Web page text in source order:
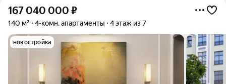
167 040 000 ₽
140 м² 4-комн. апартаменты 4 этаж из 7
новостройка